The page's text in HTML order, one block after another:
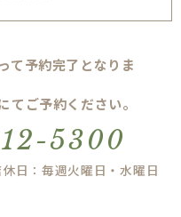
て予約完了となりま
てご予約ください。
5300
日：毎週火曜日・水曜日